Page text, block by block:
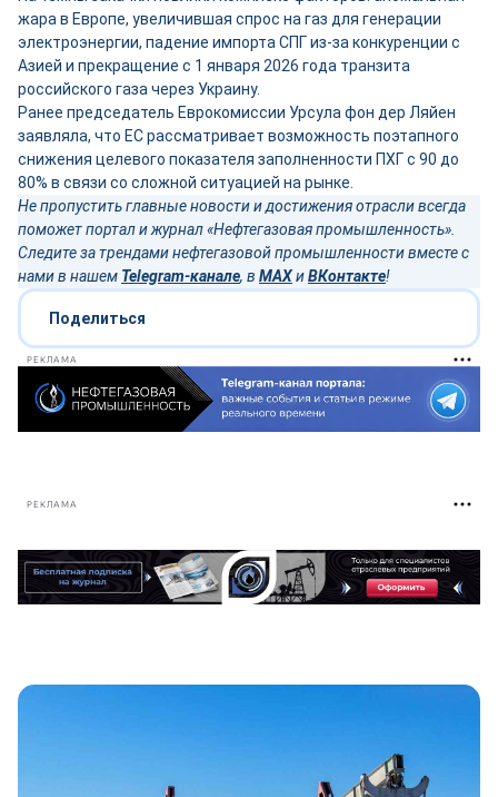
жара в Европе, увеличившая спрос на газ для генерации
электроэнергии, падение импорта СПГ из-за конкуренции с
Азией и прекращение с 1 января 2026 года транзита
российского газа через Украину.
Ранее председатель Еврокомиссии Урсула фон дер Ляйен
заявляла, что ЕС рассматривает возможность поэтапного
снижения целевого показателя заполненности ПХГ с 90 до
80% в связи со сложной ситуацией на рынке.
Не пропустить главные новости и достижения отрасли всегда
поможет портал и журнал «Нефтегазовая промышленность».
Следите за трендами нефтегазовой промышленности вместе с
нами в нашем Telegram-канале, в MAXиВКонтакте!
Поделиться
РЕКЛАМА
РЕКЛАМА